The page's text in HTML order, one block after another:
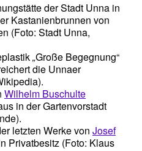
der Stadt Unna in
Kastanienbrunnen von
(Foto: Stadt Unna,
„Große Begegnung“
die Unnaer
Wilhelm Buschulte
in der Gartenvorstadt
letzten Werke von Josef
Privatbesitz (Foto: Klaus